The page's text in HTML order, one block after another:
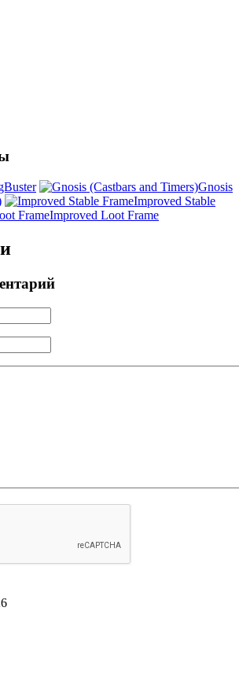
Gnosis
Improved Stable
Improved Loot Frame